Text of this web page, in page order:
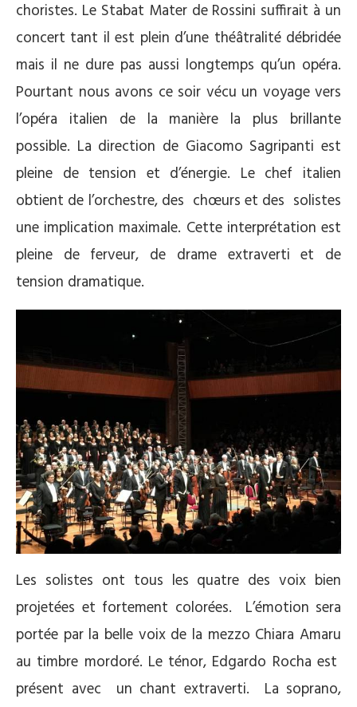
choristes. Le Stabat Mater de Rossini suffirait à un
concert tant il est plein d’une théâtralité débridée
mais il ne dure pas aussi longtemps qu’un opéra.
Pourtant nous avons ce soir vécu un voyage vers
l’opéra italien de la manière la plus brillante
possible. La direction de Giacomo Sagripanti est
pleine de tension et d’énergie. Le chef italien
obtient de l’orchestre, des chœurs et des solistes
une implication maximale. Cette interprétation est
pleine de ferveur, de drame extraverti et de
tension dramatique.
Les solistes ont tous les quatre des voix bien
projetées et fortement colorées. L’émotion sera
portée par la belle voix de la mezzo Chiara Amaru
au timbre mordoré. Le ténor, Edgardo Rocha est
présent avec un chant extraverti. La soprano,